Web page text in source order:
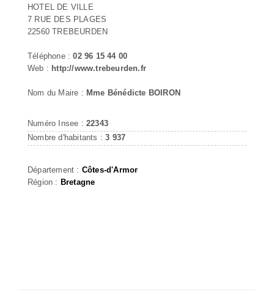
HOTEL DE VILLE
7 RUE DES PLAGES
22560 TREBEURDEN
Téléphone :02 96 15 44 00
Web : http://www.trebeurden.fr
Nom du Maire : Mme Bénédicte BOIRON
Numéro Insee : 22343
Nombre d'habitants :3 937
Département : Côtes-d'Armor
Région : Bretagne